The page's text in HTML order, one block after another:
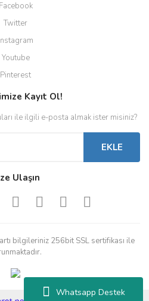
Whatsapp Destek
Facebook
Twitter
Youtube
Pinterest
Kayıt Ol!
ile ilgili e-posta almak ister misiniz?
EKLE
Ulaşın
bilgileriniz 256bit SSL sertifikası ile